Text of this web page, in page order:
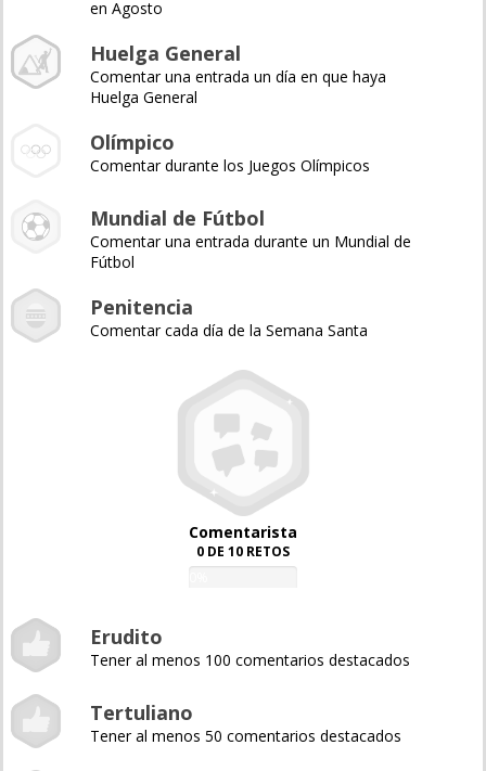
en Agosto
Huelga General
Comentar una entrada un día en que haya
Huelga General
Olímpico
Comentar durante los Juegos Olímpicos
Mundial de Fútbol
Comentar una entrada durante un Mundial de
Fútbol
Penitencia
Comentar cada día de la Semana Santa
Comentarista
0 DE 10 RETOS
Erudito
Tener al menos 100 comentarios destacados
Tertuliano
Tener al menos 50 comentarios destacados